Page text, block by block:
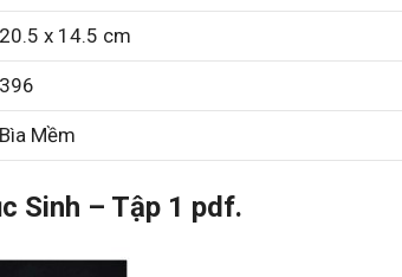
20.5 x 14.5 cm
396
Bìa Mềm
Sinh – Tập 1 pdf.